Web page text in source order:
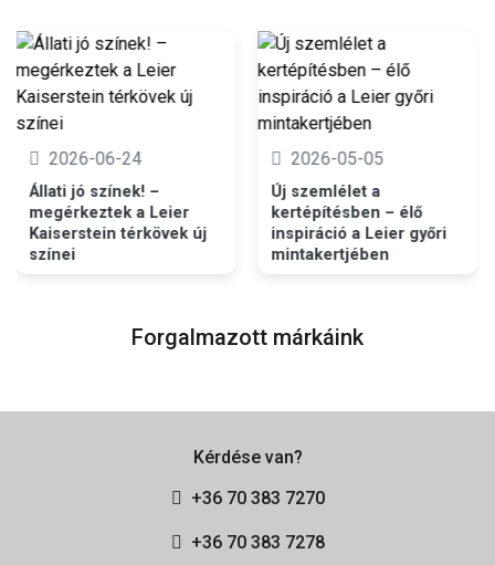
2026-06-24
Állati jó színek! –
megérkeztek a Leier
Kaiserstein térkövek új
színei
2026-05-05
Új szemlélet a
kertépítésben – élő
inspiráció a Leier győri
mintakertjében
Forgalmazott márkáink
Kérdése van?
+36 70 383 7270
+36 70 383 7278